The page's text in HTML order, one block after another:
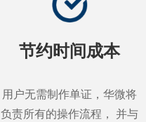
降低人力成本
用户无需进出口权
用户无需财务等专员
节约时间成本
用户无需制作单证，华微将
负责所有的操作流程， 并与